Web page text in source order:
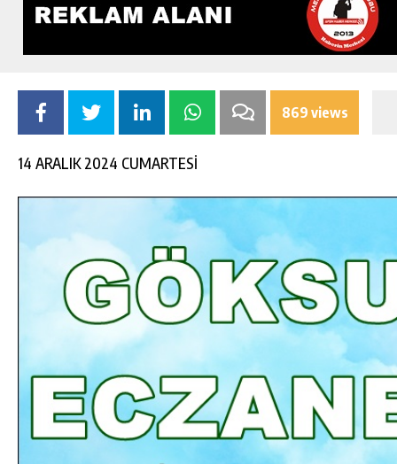
869 views
14 ARALIK 2024 CUMARTESİ